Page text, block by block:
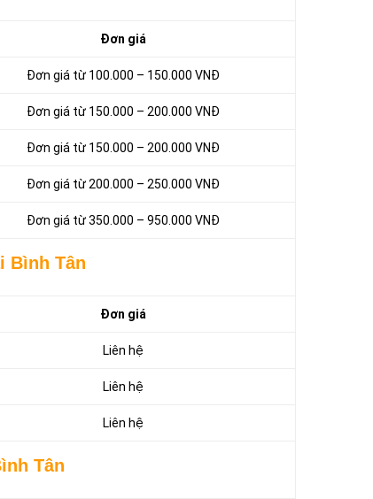
Đơn giá
Đơn giá từ 100.000 – 150.000 VNĐ
Đơn giá từ 150.000 – 200.000 VNĐ
Đơn giá từ 150.000 – 200.000 VNĐ
Đơn giá từ 200.000 – 250.000 VNĐ
Đơn giá từ 350.000 – 950.000 VNĐ
Bình Tân
Đơn giá
Liên hệ
Liên hệ
Liên hệ
Tân